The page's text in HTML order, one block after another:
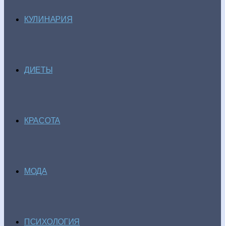
КУЛИНАРИЯ
ДИЕТЫ
КРАСОТА
МОДА
ПСИХОЛОГИЯ